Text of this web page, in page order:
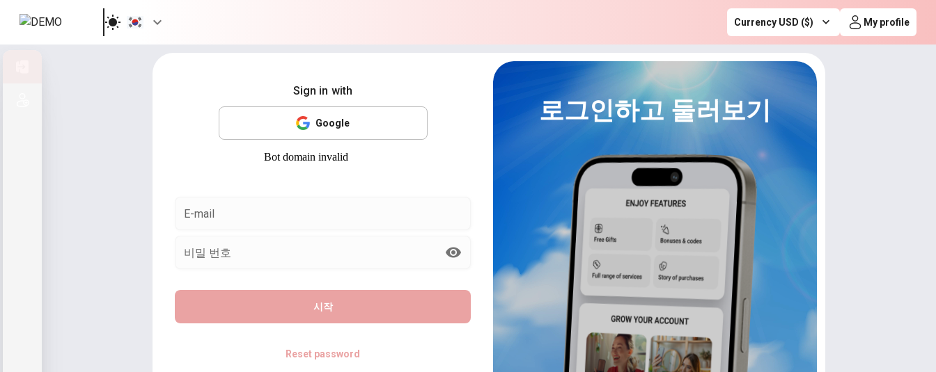
Currency USD ($) My profile
Sign in with
Google
E-mail
비밀 번호
시작
Reset password
로그인하고 둘러보기